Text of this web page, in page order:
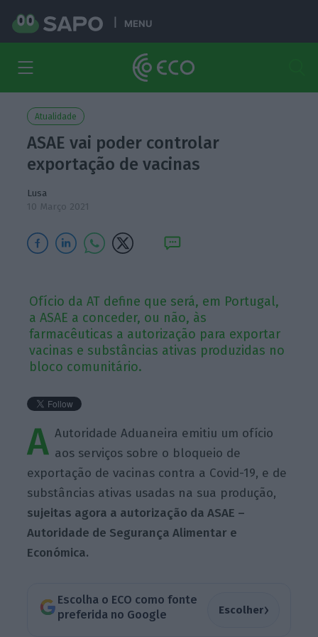
MENU
Atualidade
ASAE vai poder controlar
exportação de vacinas
Lusa
10 Março 2021
Ofício da AT define que será, em Portugal,
a ASAE a conceder, ou não, às
farmacêuticas a autorização para exportar
vacinas e substâncias ativas produzidas no
bloco comunitário.
A Autoridade Aduaneira emitiu um ofício
aos serviços sobre o bloqueio de
exportação de vacinas contra a Covid-19, e de
substâncias ativas usadas na sua produção,
sujeitas agora a autorização da ASAE –
Autoridade de Segurança Alimentar e
Económica.
Escolha o ECO como fonte
preferida no Google
Escolher›